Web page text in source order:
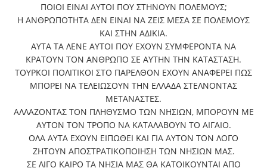
ΠΟΙΟΙ ΕΙΝΑΙ ΑΥΤΟΙ ΠΟΥ ΣΤΗΝΟΥΝ ΠΟΛΕΜΟΥΣ;
Η ΑΝΘΡΩΠΟΤΗΤΑ ΔΕΝ ΕΙΝΑΙ ΝΑ ΖΕΙΣ ΜΕΣΑ ΣΕ ΠΟΛΕΜΟΥΣ
ΚΑΙ ΣΤΗΝ ΑΔΙΚΙΑ.
ΑΥΤΑ ΤΑ ΛΕΝΕ ΑΥΤΟΙ ΠΟΥ ΕΧΟΥΝ ΣΥΜΦΕΡΟΝΤΑ ΝΑ
ΚΡΑΤΟΥΝ ΤΟΝ ΑΝΘΡΩΠΟ ΣΕ ΑΥΤΗΝ ΤΗΝ ΚΑΤΑΣΤΑΣΗ.
ΤΟΥΡΚΟΙ ΠΟΛΙΤΙΚΟΙ ΣΤΟ ΠΑΡΕΛΘΟΝ ΕΧΟΥΝ ΑΝΑΦΕΡΕΙ ΠΩΣ
ΜΠΟΡΕΙ ΝΑ ΤΕΛΕΙΩΣΟΥΝ ΤΗΝ ΕΛΛΑΔΑ ΣΤΕΛΝΟΝΤΑΣ
ΜΕΤΑΝΑΣΤΕΣ.
ΑΛΛΑΖΟΝΤΑΣ ΤΟΝ ΠΛΗΘΥΣΜΟ ΤΩΝ ΝΗΣΙΩΝ, ΜΠΟΡΟΥΝ ΜΕ
ΑΥΤΟΝ ΤΟΝ ΤΡΟΠΟ ΝΑ ΚΑΤΑΛΑΒΟΥΝ ΤΟ ΑΙΓΑΙΟ.
ΟΛΑ ΑΥΤΑ ΕΧΟΥΝ ΕΙΠΩΘΕΙ ΚΑΙ ΓΙΑ ΑΥΤΟΝ ΤΟΝ ΛΟΓΟ
ΖΗΤΟΥΝ ΑΠΟΣΤΡΑΤΙΚΟΠΟΙΗΣΗ ΤΩΝ ΝΗΣΙΩΝ ΜΑΣ.
ΣΕ ΛΙΓΟ ΚΑΙΡΟ ΤΑ ΝΗΣΙΑ ΜΑΣ ΘΑ ΚΑΤΟΙΚΟΥΝΤΑΙ ΑΠΟ